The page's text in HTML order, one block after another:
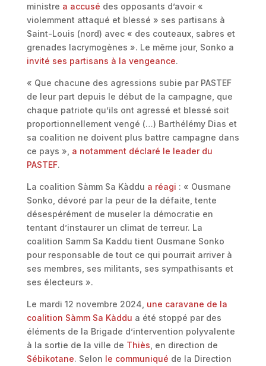
ministre a accusé des opposants d’avoir «
violemment attaqué et blessé » ses partisans à
Saint-Louis (nord) avec « des couteaux, sabres et
grenades lacrymogènes ». Le même jour, Sonko a
invité ses partisans à la vengeance.
« Que chacune des agressions subie par PASTEF
de leur part depuis le début de la campagne, que
chaque patriote qu’ils ont agressé et blessé soit
proportionnellement vengé (…) Barthélémy Dias et
sa coalition ne doivent plus battre campagne dans
ce pays », a notamment déclaré le leader du
PASTEF.
La coalition Sàmm Sa Kàddu a réagi : « Ousmane
Sonko, dévoré par la peur de la défaite, tente
désespérément de museler la démocratie en
tentant d’instaurer un climat de terreur. La
coalition Samm Sa Kaddu tient Ousmane Sonko
pour responsable de tout ce qui pourrait arriver à
ses membres, ses militants, ses sympathisants et
ses électeurs ».
Le mardi 12 novembre 2024, une caravane de la
coalition Sàmm Sa Kàddu a été stoppé par des
éléments de la Brigade d’intervention polyvalente
à la sortie de la ville de Thiès , en direction de
Sébikotane. Selon le communiqué de la Direction